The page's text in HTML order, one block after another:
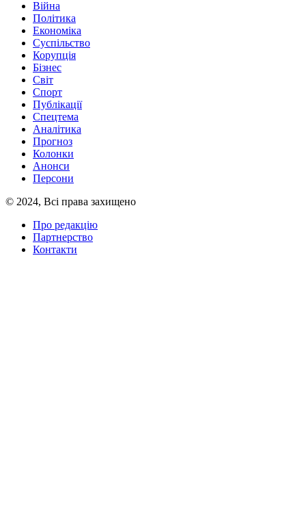
Війна
Політика
Економіка
Суспільство
Корупція
Бізнес
Світ
Спорт
Публікації
Спецтема
Аналітика
Прогноз
Колонки
Анонси
Персони
© 2024, Всі права захищено
Про редакцію
Партнерство
Контакти